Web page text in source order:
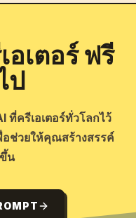
อเตอร์ ฟรี
ป
ที่ครีเอเตอร์ทั่วโลกไว้
ช่วยให้คุณสร้างสรรค์
น